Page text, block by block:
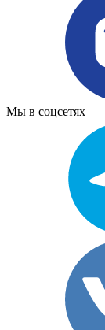
Мы в соцсетях